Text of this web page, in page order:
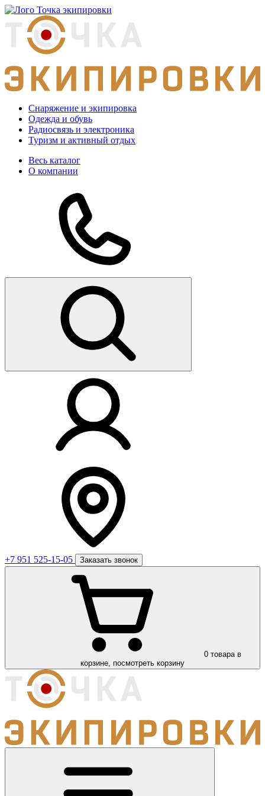
Снаряжение и экипировка
Одежда и обувь
Радиосвязь и электроника
Туризм и активный отдых
Весь каталог
О компании
+7 951 525-15-05 Заказать звонок
0 товара в
корзине, посмотреть корзину